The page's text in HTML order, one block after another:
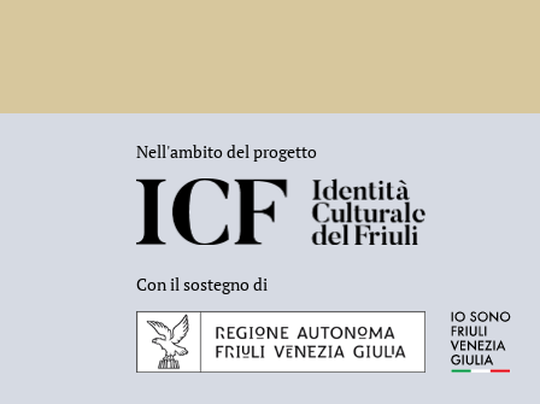
Nell'ambito del progetto
Con il sostegno di